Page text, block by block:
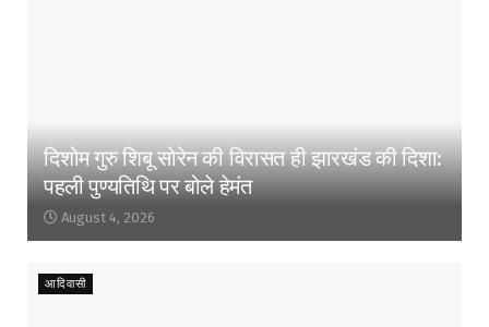
दिशोम गुरु शिबू सोरेन की विरासत ही झारखंड की दिशा:
पहली पुण्यतिथि पर बोले हेमंत
August 4, 2026
आदिवासी